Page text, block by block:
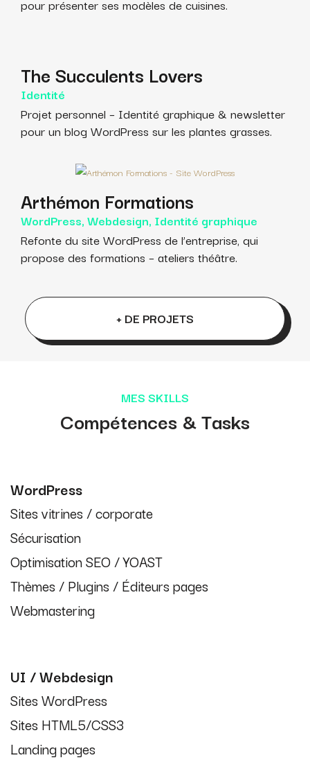
pour présenter ses modèles de cuisines.
The Succulents Lovers
Identité
Projet personnel – Identité graphique & newsletter
pour un blog WordPress sur les plantes grasses.
Arthémon Formations
WordPress, Webdesign, Identité graphique
Refonte du site WordPress de l’entreprise, qui
propose des formations – ateliers théâtre.
+ DE PROJETS
MES SKILLS
Compétences & Tasks
WordPress
Sites vitrines / corporate
Sécurisation
Optimisation SEO / YOAST
Thèmes / Plugins / Éditeurs pages
Webmastering
UI / Webdesign
Sites WordPress
Sites HTML5/CSS3
Landing pages